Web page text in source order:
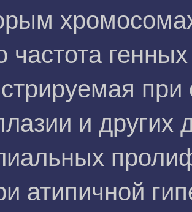
частота
при
и других
атипичной